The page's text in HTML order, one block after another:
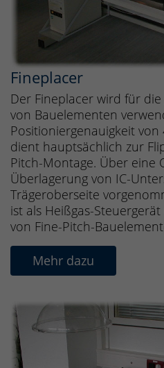
Fineplacer
Der Fineplacer wird für
von Bauelementen
Positioniergenauigkeit
dient hauptsächlich zur
Pitch-Montage. Über eine
Überlagerung von IC-
Trägeroberseite
ist als Heißgas-
von Fine-Pitch-
Mehr dazu